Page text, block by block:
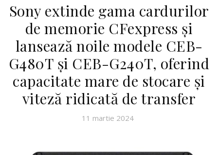
Sony extinde gama cardurilor
de memorie CFexpress și
lansează noile modele CEB-
G480T și CEB-G240T, oferind
capacitate mare de stocare și
viteză ridicată de transfer
11 martie 2024